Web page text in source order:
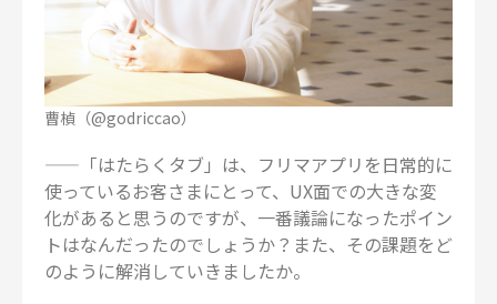
曹楨（@godriccao）
——「はたらくタブ」は、フリマアプリを日常的に
使っているお客さまにとって、UX面での大きな変
化があると思うのですが、一番議論になったポイン
トはなんだったのでしょうか？また、その課題をど
のように解消していきましたか。